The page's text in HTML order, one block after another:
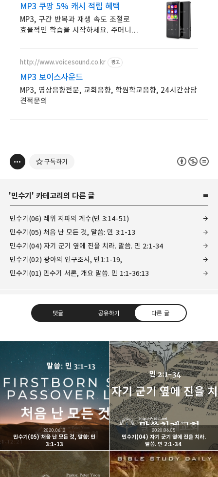
MP3 쿠팡 5% 캐시 적립 혜택
MP3, 구간 반복과 재생 속도 조절로
효율적인 학습을 시작하세요. 주머니에
http://www.voicesound.co.kr 광고
MP3 보이스사운드
MP3, 영상음향전문, 교회음향, 학원학교음향, 24시간상담
견적문의
구독하기
'민수기' 카테고리의 다른 글
민수기(06) 레위 지파의 계수(민 3:14-51)
민수기(05) 처음 난 모든 것, 말씀: 민 3:1-13
민수기(04) 자기 군기 옆에 진을 치라. 말씀. 민 2:1-34
민수기(02) 광야의 인구조사, 민1:1-19,
민수기(01) 민수기 서론, 개요 말씀. 민 1:1-36:13
댓글 공유하기 다른 글
Believing Bible Studies
믿음으로 말씀을 공부하는 성경 학교입니다.
구독하기
구독하기 카카오톡 라인 트위터
카카오스토리 네이버 블로그
민수기(05) 처음 난 모든 것, 말씀: 민
3:1-13
2020.06.12
민수기(04) 자기 군기 옆에 진을 치라.
말씀. 민 2:1-34
2020.06.05